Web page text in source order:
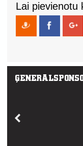
Lai pievienotu